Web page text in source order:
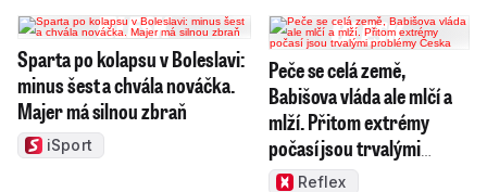
Sparta po kolapsu v Boleslavi:
minus šest a chvála nováčka.
Majer má silnou zbraň
iSport
Peče se celá země,
Babišova vláda ale mlčí a
mlží. Přitom extrémy
počasí jsou trvalými
problémy Česka
Reflex